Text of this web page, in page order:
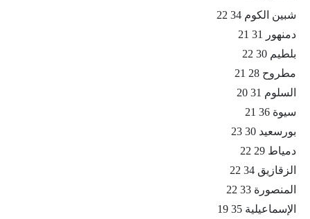
شبين الكوم 34 22
دمنهور 31 21
بلطيم 30 22
مطروح 28 21
السلوم 31 20
سيوة 36 21
بورسعيد 30 23
دمياط 29 22
الزقازيق 34 22
المنصورة 33 22
الإسماعيلية 35 19